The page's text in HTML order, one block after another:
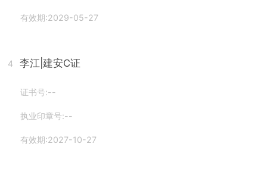
有效期:2029-05-27
4 李江 |建安C证
证书号:--
执业印章号:--
有效期:2027-10-27